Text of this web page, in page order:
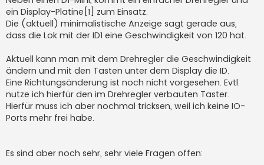
ein Display-Platine[1] zum Einsatz.
Die (aktuell) minimalistische Anzeige sagt gerade aus,
dass die Lok mit der ID1 eine Geschwindigkeit von 120 hat.
Aktuell kann man mit dem Drehregler die Geschwindigkeit
ändern und mit den Tasten unter dem Display die ID.
Eine Richtungsänderung ist noch nicht vorgesehen. Evtl.
nutze ich hierfür den im Drehregler verbauten Taster.
Hierfür muss ich aber nochmal tricksen, weil ich keine IO-
Ports mehr frei habe.
Es sind aber noch sehr, sehr viele Fragen offen: